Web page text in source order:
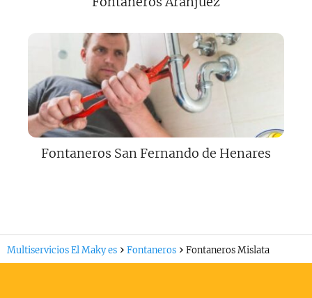
Fontaneros San Fernando de Henares
Multiservicios El Maky es Fontaneros Fontaneros Mislata